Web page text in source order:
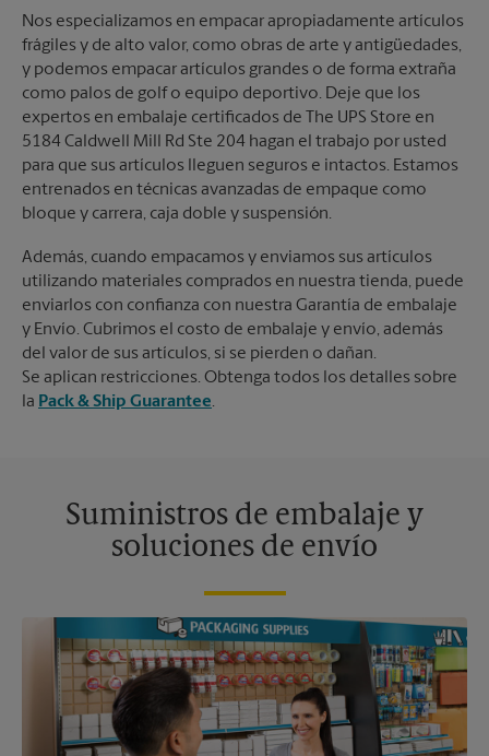
Nos especializamos en empacar apropiadamente artículos
frágiles y de alto valor, como obras de arte y antigüedades,
y podemos empacar artículos grandes o de forma extraña
como palos de golf o equipo deportivo. Deje que los
expertos en embalaje certificados de The UPS Store en
5184 Caldwell Mill Rd Ste 204 hagan el trabajo por usted
para que sus artículos lleguen seguros e intactos. Estamos
entrenados en técnicas avanzadas de empaque como
bloque y carrera, caja doble y suspensión.
Además, cuando empacamos y enviamos sus artículos
utilizando materiales comprados en nuestra tienda, puede
enviarlos con confianza con nuestra Garantía de embalaje
y Envío. Cubrimos el costo de embalaje y envío, además
del valor de sus artículos, si se pierden o dañan.
Se aplican restricciones. Obtenga todos los detalles sobre
la Pack & Ship Guarantee.
Suministros de embalaje y
soluciones de envío